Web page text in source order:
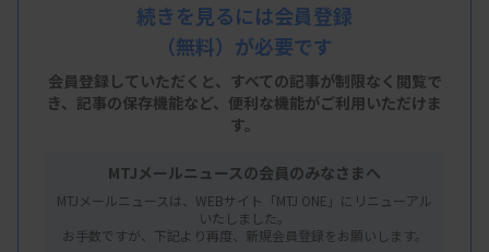
続きを見るには会員登録
（無料）が必要です
会員登録していただくと、すべての記事が制限なく閲覧で
き、 記事の保存機能など、便利な機能がご利用いただけま
す。
MTJメールニュースの会員のみなさまへ
MTJメールニュースは、WEBサイト「MTJ ONE」にリニューアル
いたしました。
お手数ですが、下記より再度、新規会員登録をお願いします。